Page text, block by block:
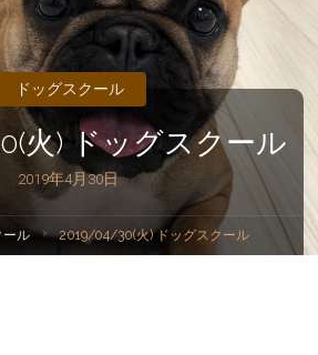
火) ドッグスクール
2019年4月30日
ドッグスクール
ール 2019/04/30(火) ドッグスクール